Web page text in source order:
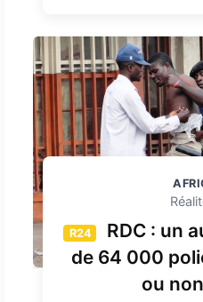
R24
RDC : un
de 64 000
ou